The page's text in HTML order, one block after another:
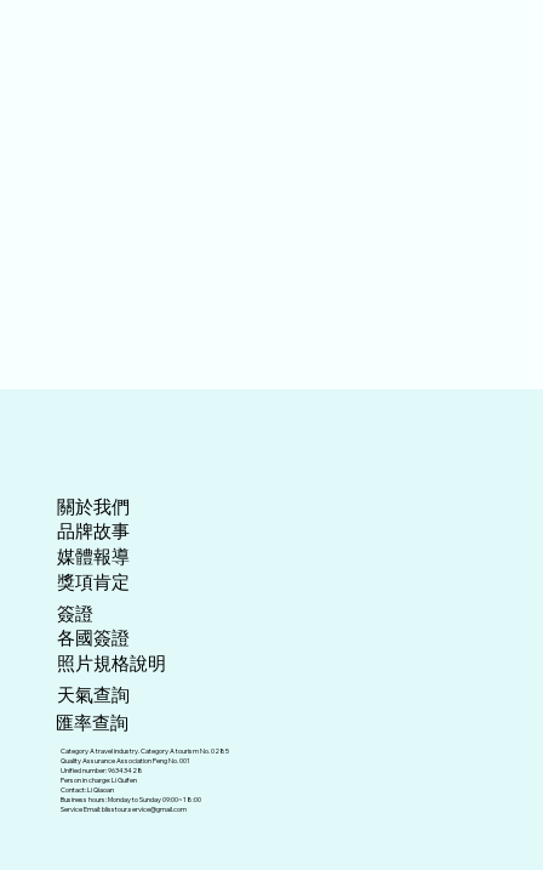
關於我們
​品牌故事
媒體報導
​獎項肯定
​簽證
各國簽證
照片規格說明
天氣查詢
匯率查詢
Category A travel industry. Category A tourism No. 0285
Quality Assurance Association Peng No. 001
Unified number: 96343428
Person in charge: Li Guifen
Contact: Li Qiaoan
Business hours: Monday to Sunday 09:00~18:00
Service Email:blisstour.service@gmail.com